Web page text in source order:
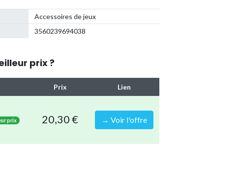
Accessoires de jeux
3560239694038
prix ?
Prix Lien
prix 20,30 € → Voir l'offre